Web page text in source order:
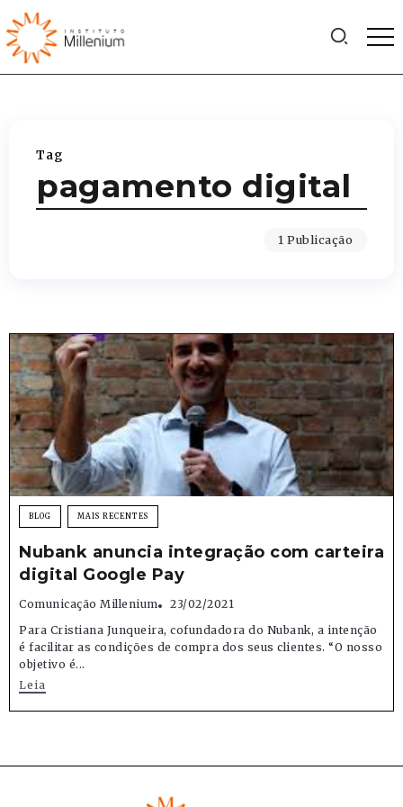
Tag
pagamento digital
1 Publicação
BLOG MAIS RECENTES
Nubank anuncia integração com carteira
digital Google Pay
Comunicação Millenium
23/02/2021
Para Cristiana Junqueira, cofundadora do Nubank, a intenção
é facilitar as condições de compra dos seus clientes. “O nosso
objetivo é...
Leia